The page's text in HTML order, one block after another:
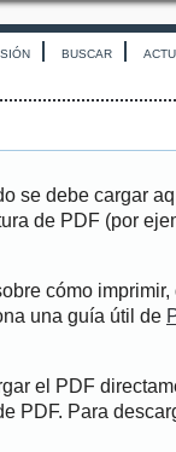
BUSCAR
se debe cargar
de PDF (por
cómo
una guía útil de
el PDF
PDF. Para